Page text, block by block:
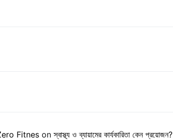
Zero Fitnes onস্বাস্থ্য ও ব্যায়ামের কার্যকারিতা কেন প্রয়োজন?